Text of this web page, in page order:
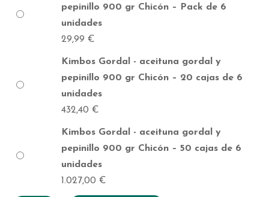
pepinillo 900 gr Chicón – Pack de 6
unidades
29,99€
Kimbos Gordal - aceituna gordal y
pepinillo 900 gr Chicón – 20 cajas de 6
unidades
432,40€
Kimbos Gordal - aceituna gordal y
pepinillo 900 gr Chicón – 50 cajas de 6
unidades
1.027,00€